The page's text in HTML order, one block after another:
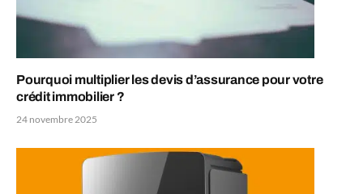
Pourquoi multiplier les devis d’assurance pour votre
crédit immobilier ?
24 novembre 2025